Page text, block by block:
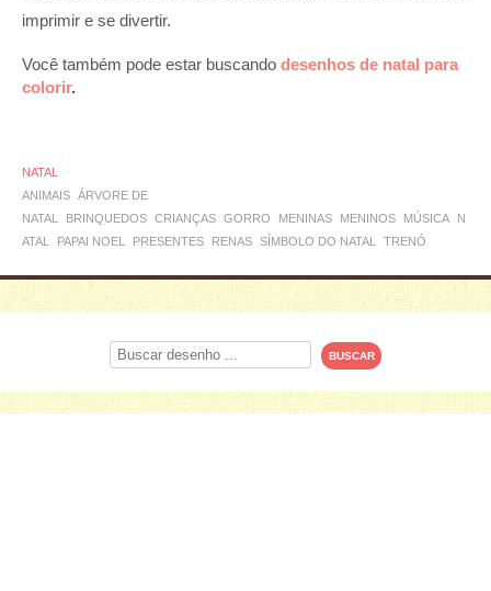
imprimir e se divertir.
Você também pode estar buscando desenhos de natal para
colorir.
NATAL
ANIMAIS ÁRVORE DE
NATAL
BRINQUEDOS CRIANÇAS GORRO MENINAS MENINOS MÚSICA
N
ATAL
PAPAI NOEL PRESENTES RENAS SÍMBOLO DO NATAL TRENÓ
Procurar